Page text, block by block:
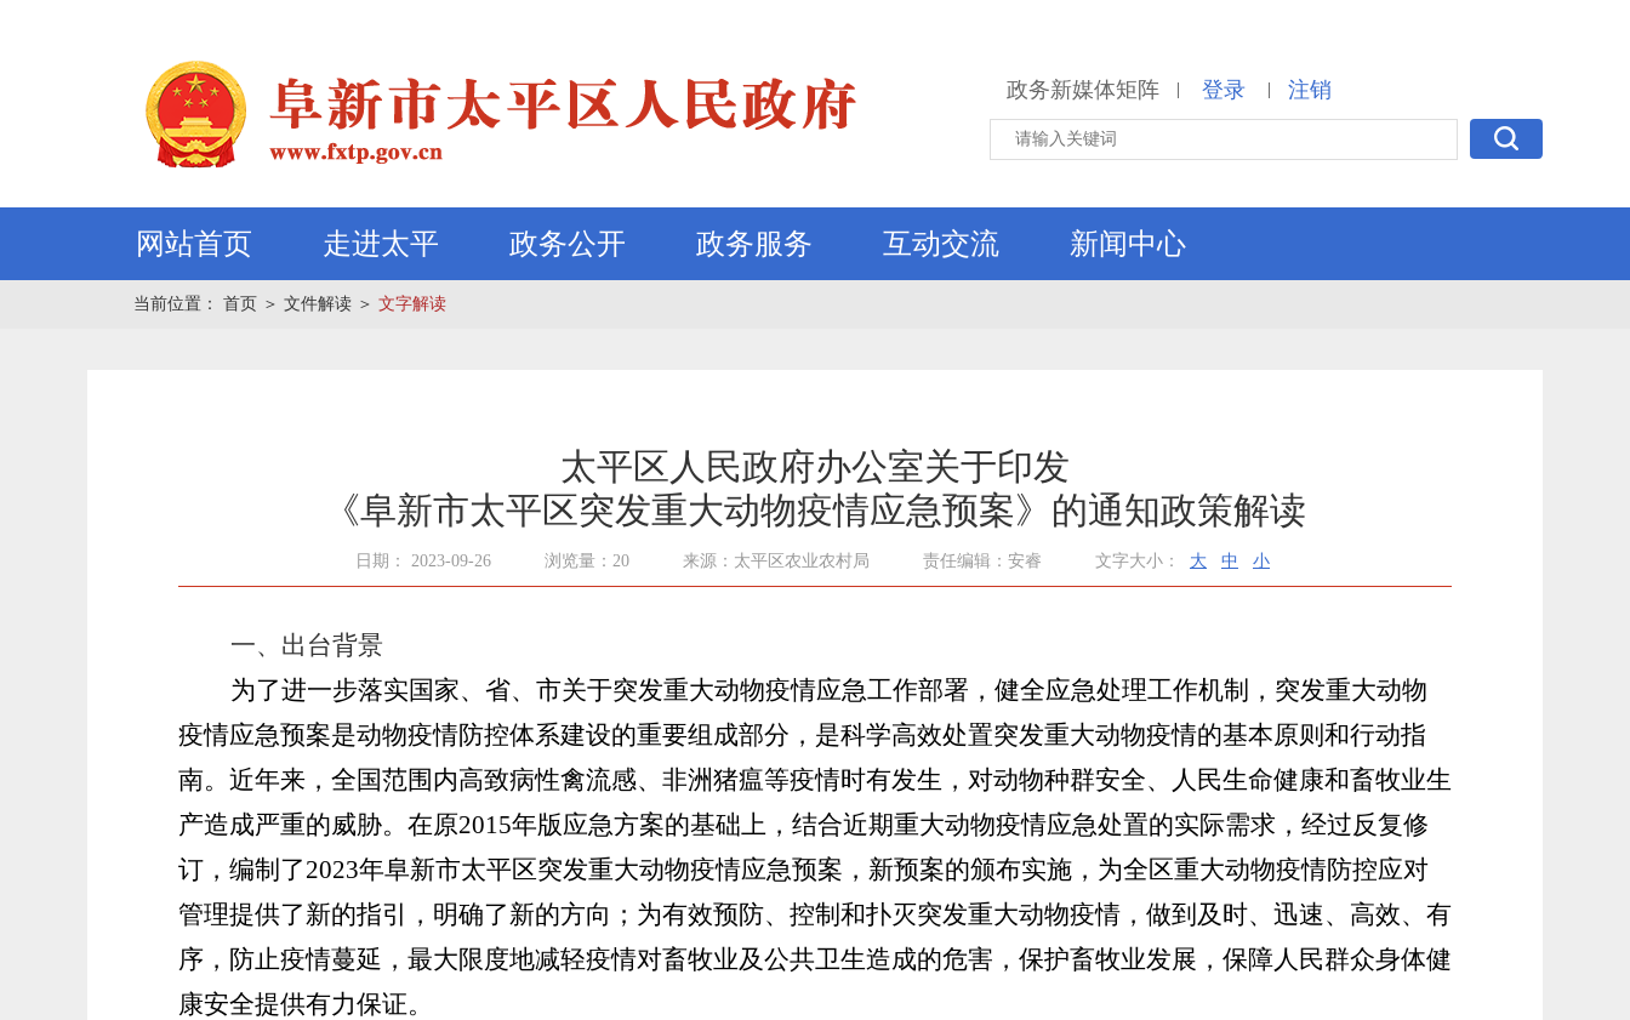
政务新媒体矩阵 | 登录 | 注销
网站首页 走进太平 政务公开 政务服务 互动交流 新闻中心
当前位置： 首页 ＞ 文件解读 ＞ 文字解读
太平区人民政府办公室关于印发
《阜新市太平区突发重大动物疫情应急预案》的通知政策解读
日期： 2023-09-26 浏览量：20 来源：太平区农业农村局 责任编辑：安睿 文字大小： 大 中 小
一、出台背景
为了进一步落实国家、省、市关于突发重大动物疫情应急工作部署，健全应急处理工作机制，突发重大动物
疫情应急预案是动物疫情防控体系建设的重要组成部分，是科学高效处置突发重大动物疫情的基本原则和行动指
南。近年来，全国范围内高致病性禽流感、非洲猪瘟等疫情时有发生，对动物种群安全、人民生命健康和畜牧业生
产造成严重的威胁。在原2015年版应急方案的基础上，结合近期重大动物疫情应急处置的实际需求，经过反复修
订，编制了2023年阜新市太平区突发重大动物疫情应急预案，新预案的颁布实施，为全区重大动物疫情防控应对
管理提供了新的指引，明确了新的方向；为有效预防、控制和扑灭突发重大动物疫情，做到及时、迅速、高效、有
序，防止疫情蔓延，最大限度地减轻疫情对畜牧业及公共卫生造成的危害，保护畜牧业发展，保障人民群众身体健
康安全提供有力保证。